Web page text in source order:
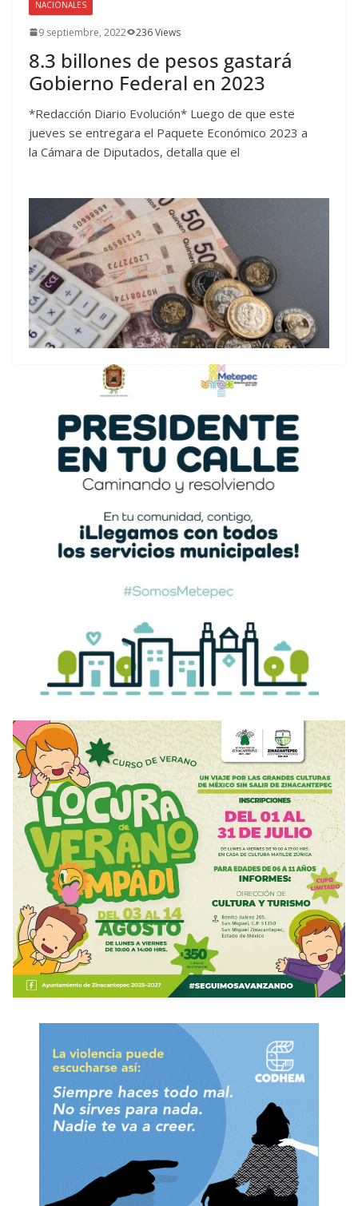
NACIONALES
9 septiembre, 2022 236 Views
8.3 billones de pesos gastará
Gobierno Federal en 2023
*Redacción Diario Evolución* Luego de que este
jueves se entregara el Paquete Económico 2023 a
la Cámara de Diputados, detalla que el